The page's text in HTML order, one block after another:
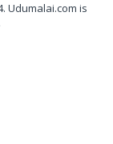
Udumalai.com is